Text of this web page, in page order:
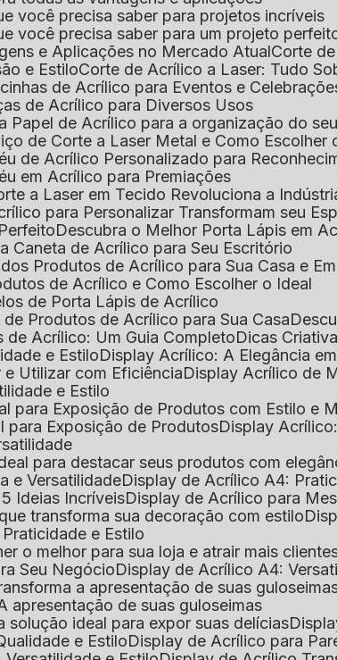
você precisa saber para projetos incríveis
você precisa saber para um projeto
e Aplicações no Mercado Atual
Corte
e Estilo
Corte de Acrílico a Laser: Tudo
de Acrílico para Eventos e
de Acrílico para Diversos Usos
Papel de Acrílico para a organização do
de Corte a Laser Metal e Como Escolher
de Acrílico Personalizado para
em Acrílico para Premiações
a Laser em Tecido Revoluciona a
para Personalizar Transformam seu
Descubra o Melhor Porta Lápis em
Caneta de Acrílico para Seu Escritório
Produtos de Acrílico para Sua Casa e
de Acrílico e Como Escolher o Ideal
de Porta Lápis de Acrílico
de Produtos de Acrílico para Sua Casa
de Acrílico: Um Guia Completo
Dicas
e Estilo
Display Acrílico: A Elegância
e Utilizar com Eficiência
Display Acrílico de
e Estilo
para Exposição de Produtos com Estilo e
para Exposição de Produtos
Display
para destacar seus produtos com
e Versatilidade
Display de Acrílico A4:
Ideias Incríveis
Display de Acrílico para
transforma sua decoração com estilo
Praticidade e Estilo
o melhor para sua loja e atrair mais
Seu Negócio
Display de Acrílico A4:
a apresentação de suas
apresentação de suas guloseimas
solução ideal para expor suas delícias
e Estilo
Display de Acrílico para